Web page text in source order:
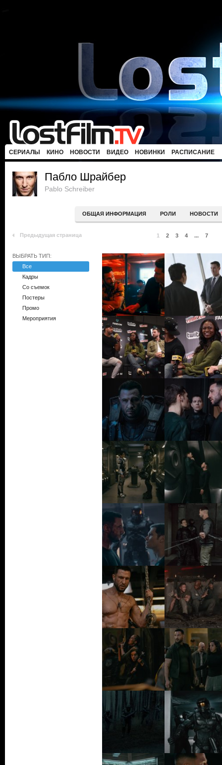
СЕРИАЛЫ КИНО НОВОСТИ ВИДЕО НОВИНКИ РАСПИСАНИЕ
Пабло Шрайбер
Pablo Schreiber
ОБЩАЯ ИНФОРМАЦИЯ РОЛИ НОВОСТИ
Предыдущая страница 1 2 3 4 ... 7
ВЫБРАТЬ ТИП:
Все
Кадры
Со съемок
Постеры
Промо
Мероприятия